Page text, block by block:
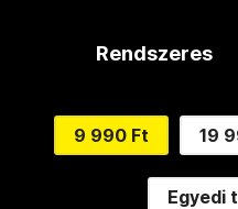
Rendszeres
9 990 Ft 19
Egyedi